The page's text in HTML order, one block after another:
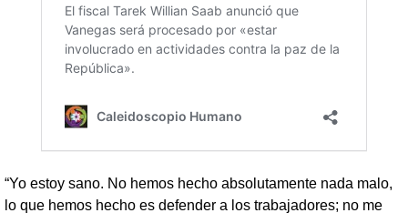
“Yo estoy sano. No hemos hecho absolutamente nada malo,
lo que hemos hecho es defender a los trabajadores; no me